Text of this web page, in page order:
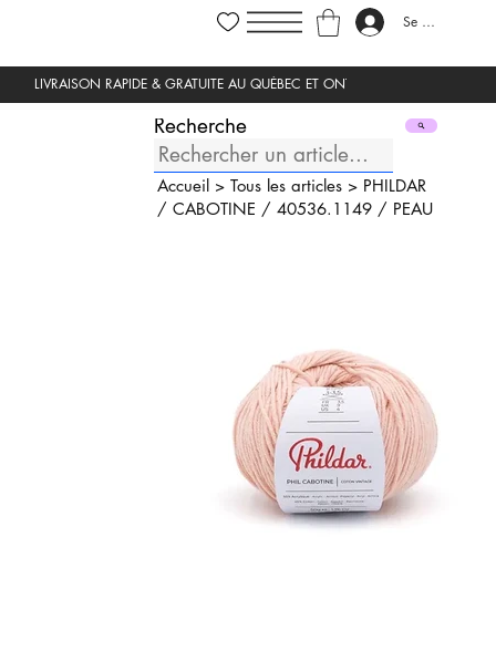
Se connecter
Recherche
Accueil> Tous les articles> PHILDAR
/ CABOTINE / 40536.1149 / PEAU